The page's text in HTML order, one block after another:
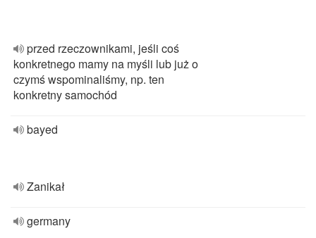
przed rzeczownikami, jeśli coś
konkretnego mamy na myśli lub już o
czymś wspominaliśmy, np. ten
konkretny samochód
bayed
Zanikał
germany